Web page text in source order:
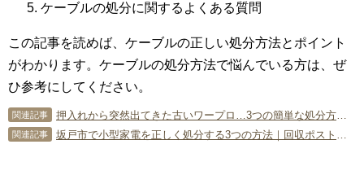
ケーブルの処分に関するよくある質問
この記事を読めば、ケーブルの正しい処分方法とポイント
がわかります。ケーブルの処分方法で悩んでいる方は、ぜ
ひ参考にしてください。
関連記事
関連記事